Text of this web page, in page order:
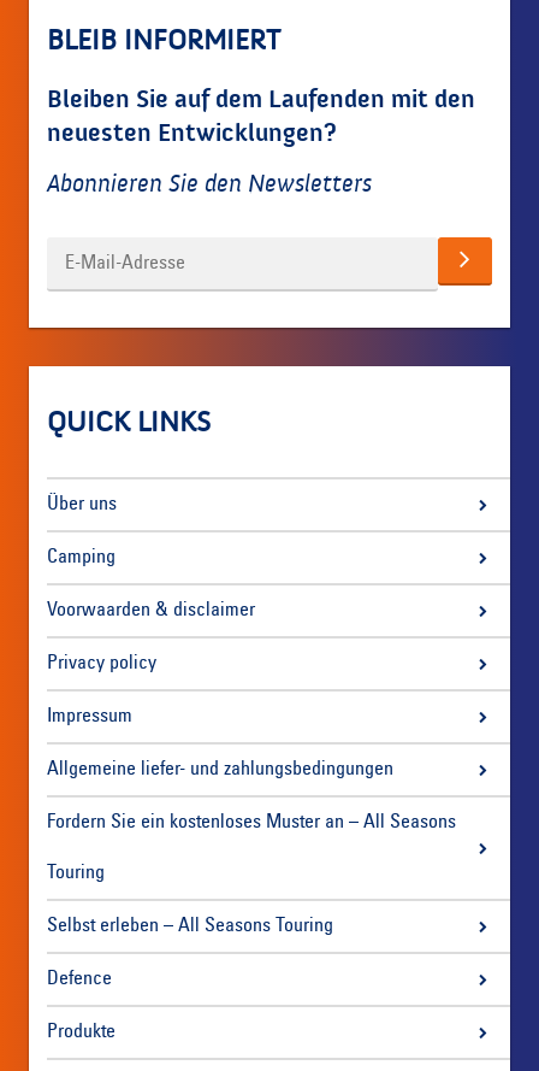
BLEIB INFORMIERT
Bleiben Sie auf dem Laufenden mit den
neuesten Entwicklungen?
Abonnieren Sie den Newsletters
QUICK LINKS
Über uns
Camping
Voorwaarden & disclaimer
Privacy policy
Impressum
Allgemeine liefer- und zahlungsbedingungen
Fordern Sie ein kostenloses Muster an – All Seasons
Touring
Selbst erleben – All Seasons Touring
Defence
Produkte